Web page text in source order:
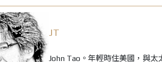
JT
John Tao。年輕時住美國，與